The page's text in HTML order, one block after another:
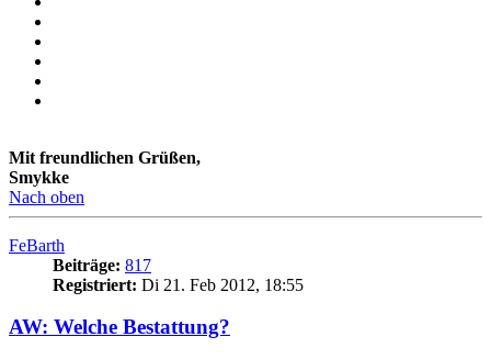
Mit freundlichen Grüßen,
Smykke
Nach oben
FeBarth
Beiträge: 817
Registriert: Di 21. Feb 2012, 18:55
AW: Welche Bestattung?